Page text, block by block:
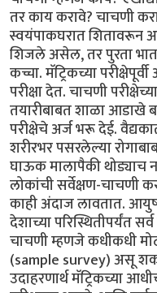
तर काय करावे? चाचणी
स्वयंपाकघरात शितावरून
शिजले असेल, तर पुरता
कच्चा. मॅट्रिकच्या
परीक्षा देत. चाचणी
तयारीबाबत शाळा आडाखे
परीक्षेचे अर्ज भरू देई.
शरीरभर पसरलेल्या
घाऊक मालापैकी थोड्याच
लोकांची सर्वेक्षण-चाचणी
काही अंदाज लावतात.
देशाच्या परिस्थितीपर्यंत
चाचणी म्हणजे कधीकधी
(sample survey) असू
उदाहरणार्थ मॅट्रिकच्या